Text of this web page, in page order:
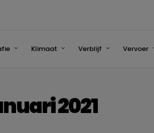
Klimaat Verblijf Vervoer
2021